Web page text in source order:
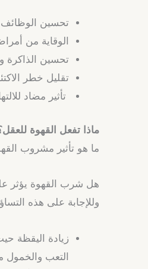
تحسين الوظائف
الوقاية من
تحسين الذاكرة
تقليل خطر
تأثير مضاد
ماذا تفعل القهوة
ما هو تأثير مشروب
هل شرب القهوة يؤثر
وللإجابة على هذه
زيادة اليقظة
التعب والخمول